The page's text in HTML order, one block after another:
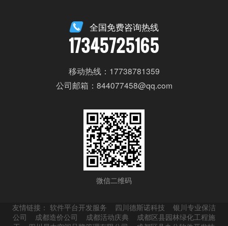
全国免费咨询热线
17345725165
移动热线：17738781359
公司邮箱：844077458@qq.com
微信二维码
友情链接：软件平台开发服务 四川德斯诺科技
银川专业保洁
公司
成都造价公司 成都活动庆典
成都区县园林绿化工程施